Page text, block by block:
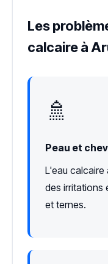
Les
calcaire à
🚿
Peau et
L'eau calcaire
des irritations
et ternes.